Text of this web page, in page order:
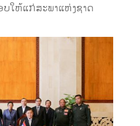
ໃຫ້ແກ່ສະພາແຫ່ງຊາດ